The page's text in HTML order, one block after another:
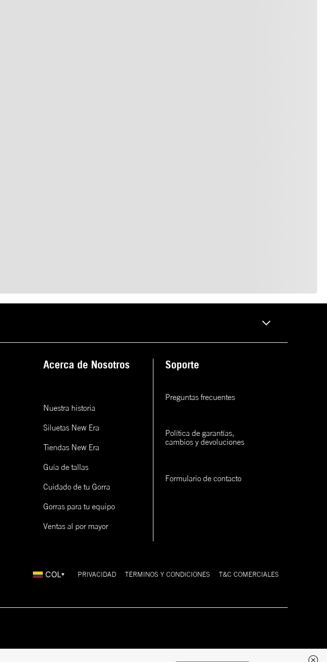
Acerca de Nosotros
Nuestra historia
Siluetas New Era
Tiendas New Era
Guía de tallas
Cuidado de tu Gorra
Gorras para tu equipo
Ventas al por mayor
Soporte
Preguntas frecuentes
Política de garantías,
cambios y devoluciones
Formulario de contacto
COL PRIVACIDAD TÉRMINOS Y CONDICIONES T&C COMERCIALES